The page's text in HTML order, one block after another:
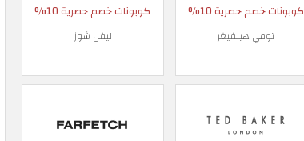
كوبونات خصم حصرية 10%
تومي هيلفيغر
كوبونات خصم حصرية 10%
ليفل شوز